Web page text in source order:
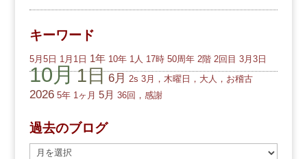
キーワード
5月5日 1月1日 1年 10年 1人 17時 50周年 2階 2回目 3月3日
10月1日 6月 2s 3月，木曜日，大人，お稽古
2026 5年 1ヶ月 5月 36回，感謝
過去のブログ